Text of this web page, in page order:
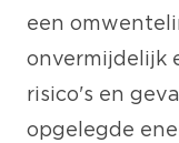
een
onvermijdelijk
risico's en
opgelegde